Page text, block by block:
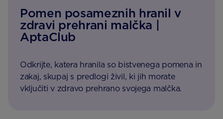
Pomen posameznih hranil v
zdravi prehrani malčka |
AptaClub
Odkrijte, katera hranila so bistvenega pomena in
zakaj, skupaj s predlogi živil, ki jih morate
vključiti v zdravo prehrano svojega malčka.